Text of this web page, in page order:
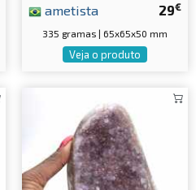
29€
ametista
335 gramas | 65x65x50 mm
Veja o produto